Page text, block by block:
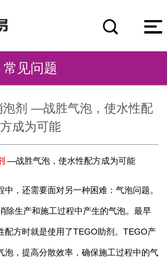
常见问题
泡剂 —战胜气泡，使水性配
方成为可能
—战胜气泡，使水性配方成为可能
，还需要面对另一种困难：气泡问题。
除生产和施工过程中产生的气泡。最早
配方时就是使用了TEGO助剂。TEGO产
泡，提高分散效率，确保施工过程中的气